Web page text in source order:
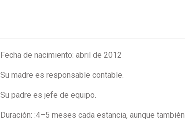
Fecha de nacimiento: abril de 2012
Su madre es responsable contable.
Su padre es jefe de equipo.
Duración: :4–5 meses cada estancia, aunque también